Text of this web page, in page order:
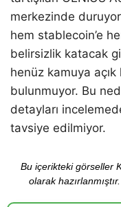
merkezinde
hem stablecoin’e
belirsizlik katacak
henüz kamuya
bulunmuyor. Bu
detayları
tavsiye edilmiyor.
Bu içerikteki görseller
olarak